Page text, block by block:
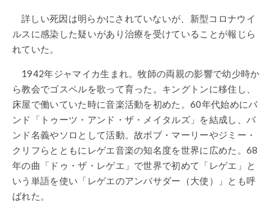
詳しい死因は明らかにされていないが、新型コロナウイ
ルスに感染した疑いがあり治療を受けていることが報じら
れていた。
1942年ジャマイカ生まれ。牧師の両親の影響で幼少時か
ら教会でゴスペルを歌って育った。キングトンに移住し、
床屋で働いていた時に音楽活動を初めた。60年代始めにバ
ンド「トゥーツ・アンド・ザ・メイタルズ」を結成し、バ
ンド名義やソロとして活動。故ボブ・マーリーやジミー・
クリフらとともにレゲエ音楽の知名度を世界に広めた。68
年の曲「ドゥ・ザ・レゲエ」で世界で初めて「レゲエ」と
いう単語を使い「レゲエのアンバサダー（大使）」とも呼
ばれた。